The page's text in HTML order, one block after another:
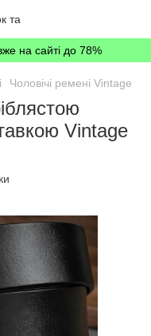
на сайті до 78%
Чоловічі ремені Vintage
Vintage